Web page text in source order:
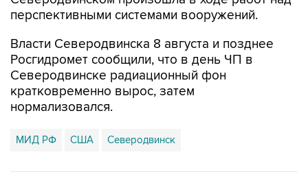
Власти Северодвинска 8 августа и позднее
Северодвинске радиационный фон
кратковременно вырос, затем
нормализовался.
МИД РФ США Северодвинск